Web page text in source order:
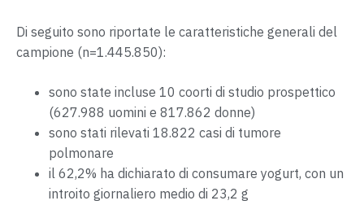
Di seguito sono riportate le caratteristiche generali del
campione (n=1.445.850):
sono state incluse 10 coorti di studio prospettico
(627.988 uomini e 817.862 donne)
sono stati rilevati 18.822 casi di tumore
polmonare
il 62,2% ha dichiarato di consumare yogurt, con un
introito giornaliero medio di 23,2 g